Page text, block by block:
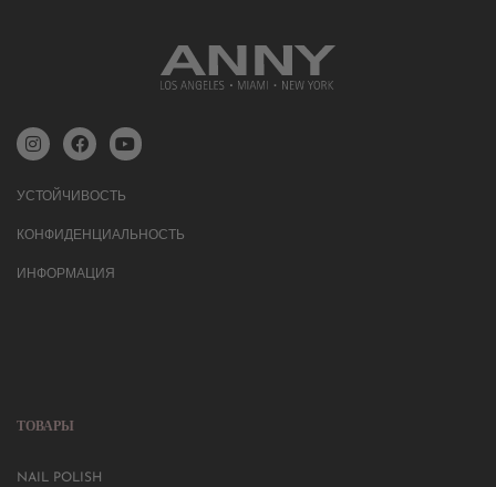
УСТОЙЧИВОСТЬ
КОНФИДЕНЦИАЛЬНОСТЬ
ИНФОРМАЦИЯ
ТОВАРЫ
NAIL POLISH